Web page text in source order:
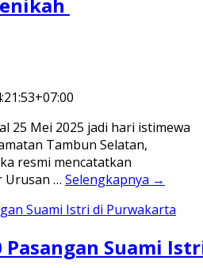
25 Mei 2025 jadi hari istimewa
Tambun Selatan,
resmi mencatatkan
Urusan … Selengkapnya →
Suami